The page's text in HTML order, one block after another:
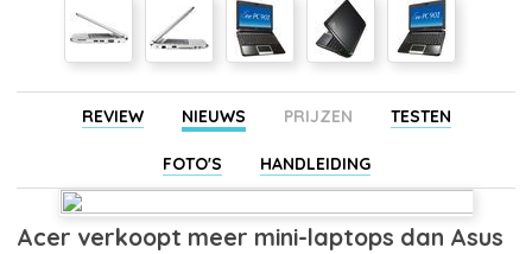
REVIEW NIEUWS PRIJZEN TESTEN
FOTO'S HANDLEIDING
Acer verkoopt meer mini-laptops dan Asus